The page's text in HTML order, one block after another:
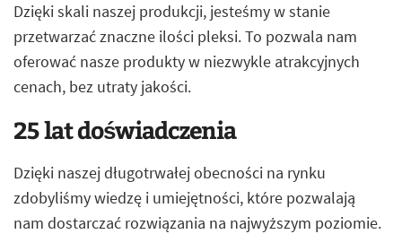
Dzięki skali naszej produkcji, jesteśmy w stanie
przetwarzać znaczne ilości pleksi. To pozwala nam
oferować nasze produkty w niezwykle atrakcyjnych
cenach, bez utraty jakości.
25 lat doświadczenia
Dzięki naszej długotrwałej obecności na rynku
zdobyliśmy wiedzę i umiejętności, które pozwalają
nam dostarczać rozwiązania na najwyższym poziomie.